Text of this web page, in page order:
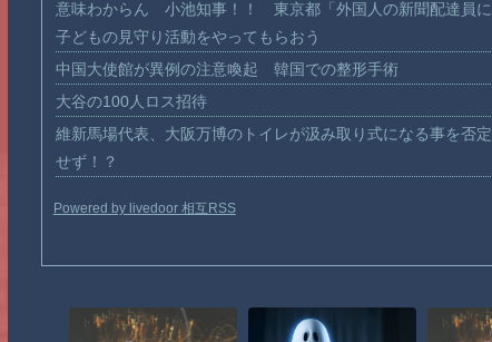
意味わからん 小池知事！！ 東京都「外国人の新聞配達員に
子どもの見守り活動をやってもらおう
中国大使館が異例の注意喚起 韓国での整形手術
大谷の100人ロス招待
維新馬場代表、大阪万博のトイレが汲み取り式になる事を否定
せず！？
Powered by livedoor 相互RSS